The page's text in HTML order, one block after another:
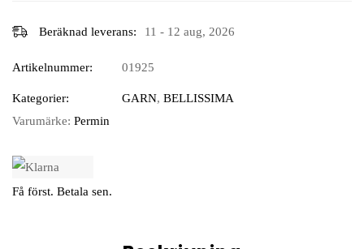
Beräknad leverans: 11 - 12 aug, 2026
Artikelnummer: 01925
Kategorier: GARN, BELLISSIMA
Varumärke: Permin
Få först. Betala sen.